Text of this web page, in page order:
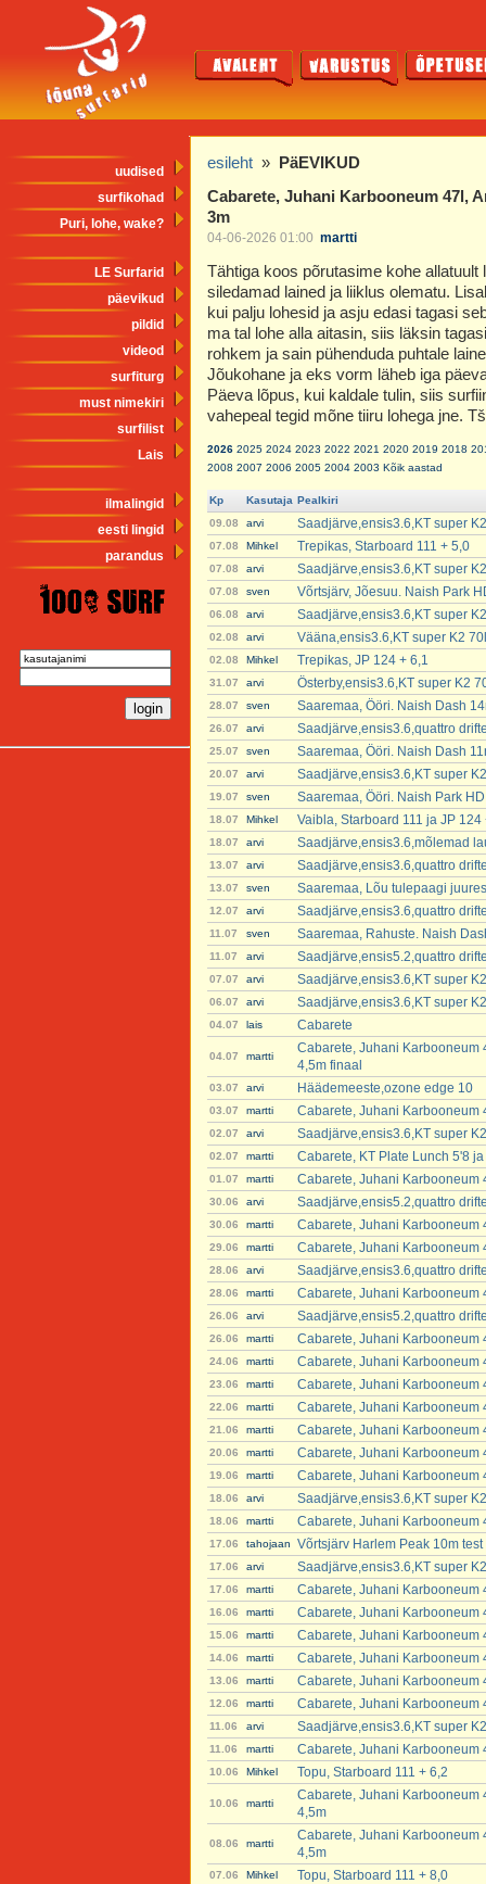
uudised
surfikohad
Puri, lohe, wake?
LE Surfarid
päevikud
pildid
videod
surfiturg
must nimekiri
surfilist
Lais
ilmalingid
eesti lingid
parandus
esileht »
PäEVIKUD
Cabarete, Juhani Karbooneum 47l,
3m
04-06-2026 01:00 martti
Tähtiga koos põrutasime kohe
siledamad lained ja liiklus olematu.
kui palju lohesid ja asju edasi tagasi
ma tal lohe alla aitasin, siis läksin
rohkem ja sain pühenduda puhtale
Jõukohane ja eks vorm läheb iga
Päeva lõpus, kui kaldale tulin, siis
vahepeal tegid mõne tiiru lohega jne.
2026 2025 2024 2023 2022 2021 2020 2019 2018
2008 2007 2006 2005 2004 2003 Kõik aastad
Kp Kasutaja Pealkiri
09.08
arvi Saadjärve,ensis3.6,KT super
07.08 Mihkel Trepikas, Starboard 111 + 5,0
07.08 arvi Saadjärve,ensis3.6,KT super
07.08 sven Võrtsjärv, Jõesuu. Naish Park
06.08 arvi Saadjärve,ensis3.6,KT super
02.08 arvi Vääna,ensis3.6,KT super K2
02.08 Mihkel Trepikas, JP 124 + 6,1
31.07 arvi Österby,ensis3.6,KT super K2
28.07 sven Saaremaa, Ööri. Naish Dash
26.07 arvi Saadjärve,ensis3.6,quattro
25.07 sven Saaremaa, Ööri. Naish Dash
20.07 arvi Saadjärve,ensis3.6,KT super
19.07 sven Saaremaa, Ööri. Naish Park
18.07 Mihkel Vaibla, Starboard 111 ja JP 124
18.07 arvi Saadjärve,ensis3.6,mõlemad
13.07 arvi Saadjärve,ensis3.6,quattro
13.07 sven Saaremaa, Lõu tulepaagi
12.07 arvi Saadjärve,ensis3.6,quattro
11.07 sven Saaremaa, Rahuste. Naish
11.07 arvi Saadjärve,ensis5.2,quattro
07.07 arvi Saadjärve,ensis3.6,KT super
06.07 arvi Saadjärve,ensis3.6,KT super
04.07 lais Cabarete
04.07 martti
Cabarete, Juhani Karbooneum
4,5m finaal
03.07 arvi Häädemeeste,ozone edge 10
03.07 martti Cabarete, Juhani Karbooneum
02.07 arvi Saadjärve,ensis3.6,KT super
02.07 martti Cabarete, KT Plate Lunch 5'8
01.07 martti Cabarete, Juhani Karbooneum
30.06 arvi Saadjärve,ensis5.2,quattro
30.06 martti Cabarete, Juhani Karbooneum
29.06 martti Cabarete, Juhani Karbooneum
28.06 arvi Saadjärve,ensis3.6,quattro
28.06 martti Cabarete, Juhani Karbooneum
26.06 arvi Saadjärve,ensis5.2,quattro
26.06 martti Cabarete, Juhani Karbooneum
24.06 martti Cabarete, Juhani Karbooneum
23.06 martti Cabarete, Juhani Karbooneum
22.06 martti Cabarete, Juhani Karbooneum
21.06 martti Cabarete, Juhani Karbooneum
20.06 martti Cabarete, Juhani Karbooneum
19.06 martti Cabarete, Juhani Karbooneum
18.06 arvi Saadjärve,ensis3.6,KT super
18.06 martti Cabarete, Juhani Karbooneum
17.06 tahojaan Võrtsjärv Harlem Peak 10m test
17.06 arvi Saadjärve,ensis3.6,KT super
17.06 martti Cabarete, Juhani Karbooneum
16.06 martti Cabarete, Juhani Karbooneum
15.06 martti Cabarete, Juhani Karbooneum
14.06 martti Cabarete, Juhani Karbooneum
13.06 martti Cabarete, Juhani Karbooneum
12.06 martti Cabarete, Juhani Karbooneum
11.06 arvi Saadjärve,ensis3.6,KT super
11.06 martti Cabarete, Juhani Karbooneum
10.06 Mihkel Topu, Starboard 111 + 6,2
10.06 martti
Cabarete, Juhani Karbooneum
4,5m
08.06 martti
Cabarete, Juhani Karbooneum
4,5m
07.06 Mihkel Topu, Starboard 111 + 8,0